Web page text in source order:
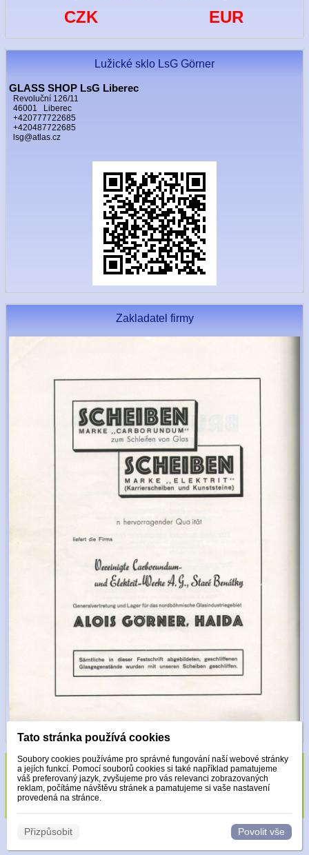
CZK EUR
Lužické sklo LsG Görner
GLASS SHOP LsG Liberec
Revoluční 126/11
46001 Liberec
+420777722685
+420487722685
lsg@atlas.cz
Zakladatel firmy
Sklo zdobeno pouze krystaly Made with
Swarovski.
© 2026 WEXBO | www.wexbo.com
Tato stránka používá cookies
Soubory cookies používáme pro správné fungování naší webové stránky
a jejích funkcí. Pomocí souborů cookies si také například pamatujeme
váš preferovaný jazyk, zvyšujeme pro vás relevanci zobrazovaných
reklam, počítáme návštěvu stránek a pamatujeme si vaše nastavení
provedená na stránce.
Přizpůsobit Povolit vše